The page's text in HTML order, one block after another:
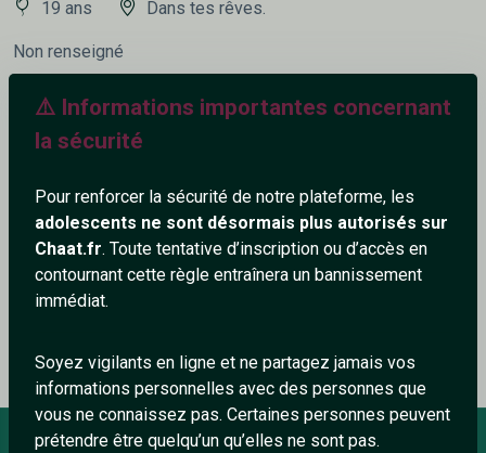
⚠️ Informations importantes concernant
la sécurité
Pour renforcer la sécurité de notre plateforme, les
adolescents ne sont désormais plus autorisés sur
Chaat.fr. Toute tentative d’inscription ou d’accès en
contournant cette règle entraînera un bannissement
immédiat.
Soyez vigilants en ligne et ne partagez jamais vos
informations personnelles avec des personnes que
vous ne connaissez pas. Certaines personnes peuvent
prétendre être quelqu’un qu’elles ne sont pas.
19 ans Dans tes rêves.
Non renseigné
482+
Ajouter un commentaire (0) Tchatter
Le profil n'a pas encore de commentaire.